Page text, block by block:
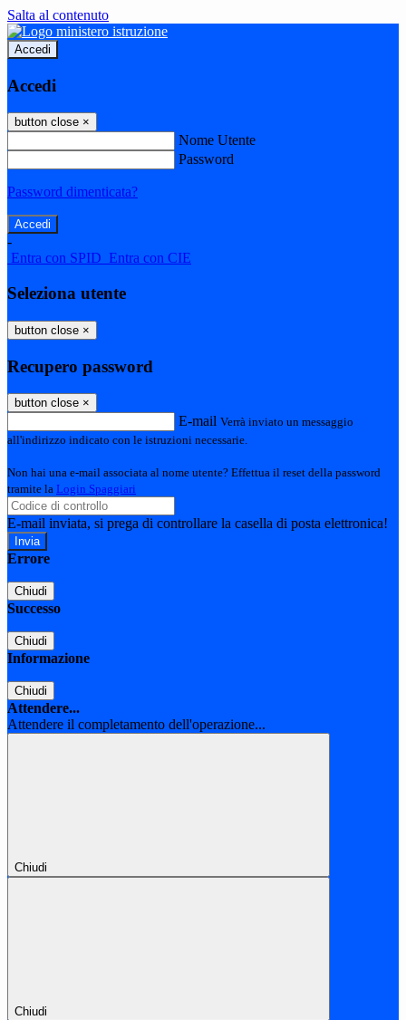
Salta al contenuto
Accedi
Accedi
button close ×
Nome Utente
Password
Password dimenticata?
-
Entra con SPID Entra con CIE
Seleziona utente
button close ×
Recupero password
button close ×
E-mail Verrà inviato un messaggio
all'indirizzo indicato con le istruzioni necessarie.
Non hai una e-mail associata al nome utente? Effettua il reset della password
tramite la Login Spaggiari
E-mail inviata, si prega di controllare la casella di posta elettronica!
Errore
Chiudi
Successo
Chiudi
Informazione
Chiudi
Attendere...
Attendere il completamento dell'operazione...
Chiudi
Chiudi